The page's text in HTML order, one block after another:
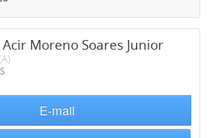
Acir Moreno Soares Junior
E-mail